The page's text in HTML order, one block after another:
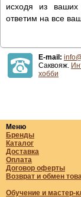
исходя из
ответим на все
E-mail:
Саквояж.
хобби
Меню
Бренды
Каталог
Доставка
Оплата
Договор оферты
Возврат и обмен
Обучение и мастер-